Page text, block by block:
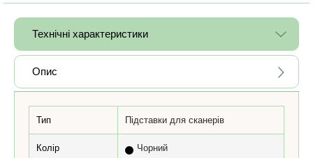
Технічні характеристики
Опис
Тип Підставки для сканерів
Колір Чорний